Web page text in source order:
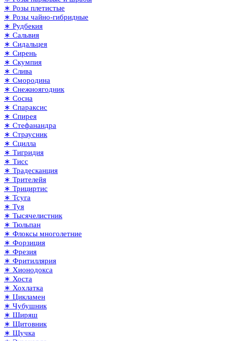
∗ Розы плетистые
∗ Розы чайно-гибридные
∗ Рудбекия
∗ Сальвия
∗ Сидальцея
∗ Сирень
∗ Скумпия
∗ Слива
∗ Смородина
∗ Снежноягодник
∗ Сосна
∗ Спараксис
∗ Спирея
∗ Стефанандра
∗ Страусник
∗ Сцилла
∗ Тигридия
∗ Тисс
∗ Традесканция
∗ Трителейя
∗ Трициртис
∗ Тсуга
∗ Туя
∗ Тысячелистник
∗ Тюльпан
∗ Флоксы многолетние
∗ Форзиция
∗ Фрезия
∗ Фритиллярия
∗ Хионодокса
∗ Хоста
∗ Хохлатка
∗ Цикламен
∗ Чубушник
∗ Ширяш
∗ Щитовник
∗ Щучка